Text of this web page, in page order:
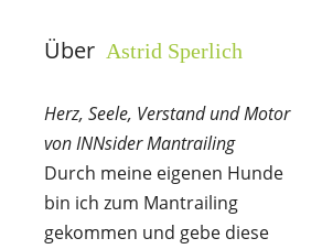
Über Astrid Sperlich
Herz, Seele, Verstand und Motor
von INNsider Mantrailing
Durch meine eigenen Hunde
bin ich zum Mantrailing
gekommen und gebe diese